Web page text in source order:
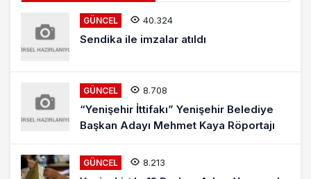
GÜNCEL 40.324
Sendika ile imzalar atıldı
GÜNCEL 8.708
“Yenişehir İttifakı” Yenişehir Belediye
Başkan Adayı Mehmet Kaya Röportajı
GÜNCEL 8.213